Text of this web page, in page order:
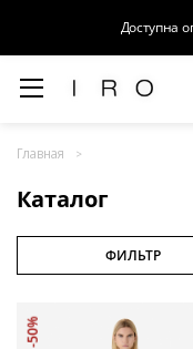
Доступна
Главная
Каталог
ФИЛЬТР
-50%